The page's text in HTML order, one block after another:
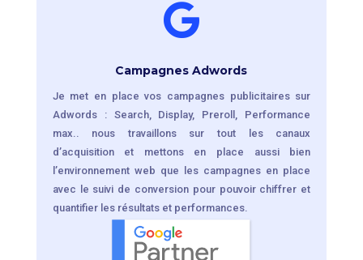

Campagnes Adwords
Je met en place vos campagnes publicitaires sur
Adwords : Search, Display, Preroll, Performance
max.. nous travaillons sur tout les canaux
d’acquisition et mettons en place aussi bien
l’environnement web que les campagnes en place
avec le suivi de conversion pour pouvoir chiffrer et
quantifier les résultats et performances.